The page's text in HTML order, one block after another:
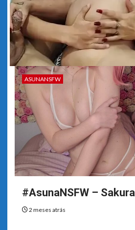
ASUNANSFW
#AsunaNSFW – Sakura
2 meses atrás